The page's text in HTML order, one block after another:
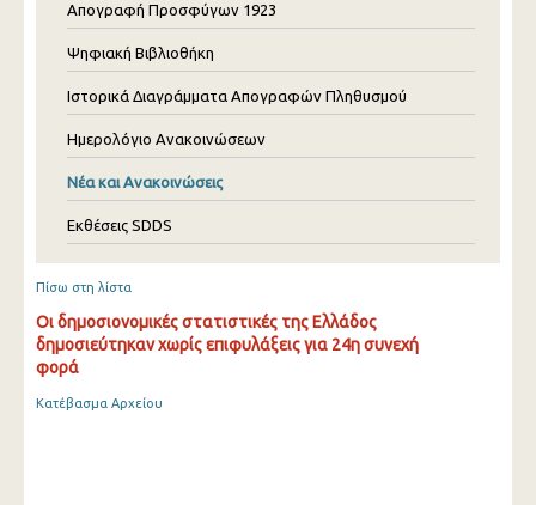
Απογραφή Προσφύγων 1923
Ψηφιακή Βιβλιοθήκη
Ιστορικά Διαγράμματα Απογραφών Πληθυσμού
Ημερολόγιο Ανακοινώσεων
Νέα και Ανακοινώσεις
Εκθέσεις SDDS
Πίσω στη λίστα
Οι δημοσιονομικές στατιστικές της Ελλάδος
δημοσιεύτηκαν χωρίς επιφυλάξεις για 24η συνεχή
φορά
Κατέβασμα Αρχείου